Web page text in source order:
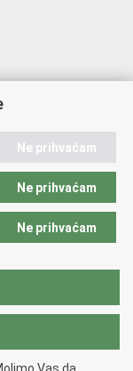
Hrvatsku
Ne prihvaćam
Ne prihvaćam
Ne prihvaćam